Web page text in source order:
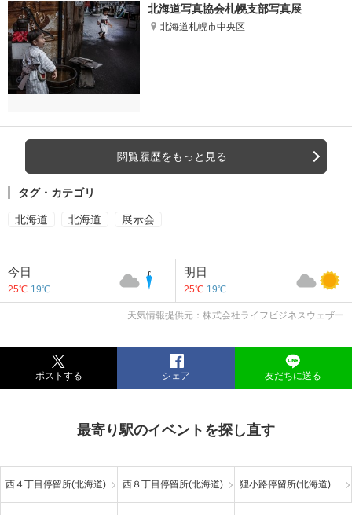
北海道写真協会札幌支部写真展
北海道札幌市中央区
閲覧履歴をもっと見る
タグ・カテゴリ
北海道 北海道 展示会
今日
25℃ 19℃
明日
25℃ 19℃
天気情報提供元：株式会社ライフビジネスウェザー
ポストする シェア 友だちに送る
最寄り駅のイベントを探し直す
西４丁目停留所(北海道) 西８丁目停留所(北海道) 狸小路停留所(北海道)